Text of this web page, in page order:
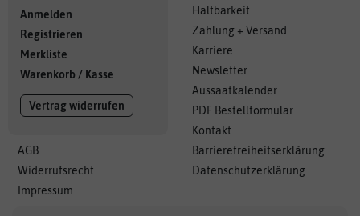
Anmelden
Registrieren
Merkliste
Warenkorb / Kasse
Vertrag widerrufen
AGB
Widerrufsrecht
Impressum
Haltbarkeit
Zahlung + Versand
Karriere
Newsletter
Aussaatkalender
PDF Bestellformular
Kontakt
Barrierefreiheitserklärung
Datenschutzerklärung